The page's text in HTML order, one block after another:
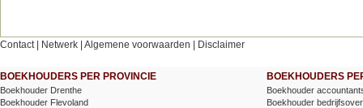
Contact| Netwerk Algemene voorwaarden Disclaimer
BOEKHOUDERS PER PROVINCIE
Boekhouder Drenthe
Boekhouder Flevoland
BOEKHOUDERS
Boekhouder
Boekhouder